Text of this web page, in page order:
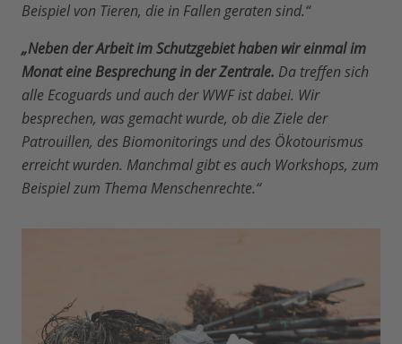
Beispiel von Tieren, die in Fallen geraten sind.“
„Neben der Arbeit im Schutzgebiet haben wir einmal im
Monat eine Besprechung in der Zentrale. Da treffen sich
alle Ecoguards und auch der WWF ist dabei. Wir
besprechen, was gemacht wurde, ob die Ziele der
Patrouillen, des Biomonitorings und des Ökotourismus
erreicht wurden. Manchmal gibt es auch Workshops, zum
Beispiel zum Thema Menschenrechte.“